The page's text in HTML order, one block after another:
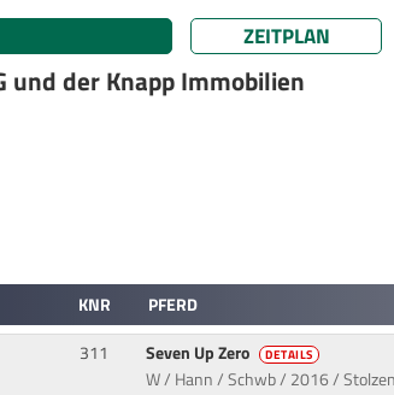
ZEITPLAN
und der Knapp Immobilien
KNR
PFERD
311 Seven Up Zero DETAILS
W / Hann / Schwb / 2016 /